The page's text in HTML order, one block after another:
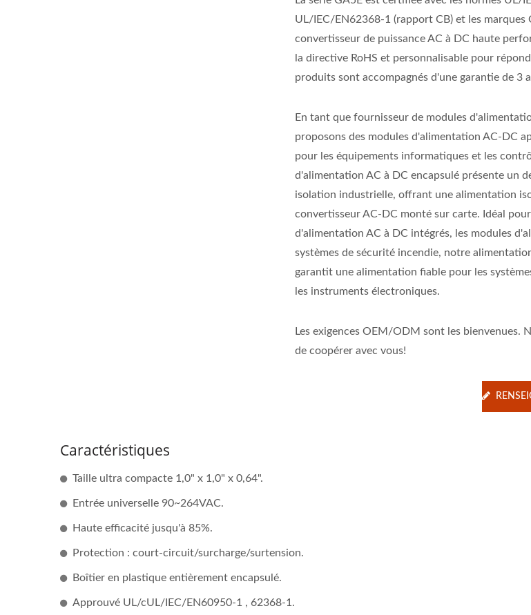
UL/IEC/EN62368-1 (rapport CB) et les marques
convertisseur de puissance AC à DC haute
la directive RoHS et personnalisable pour
produits sont accompagnés d'une garantie de 3
En tant que fournisseur de modules
proposons des modules d'alimentation AC-DC
pour les équipements informatiques et les
d'alimentation AC à DC encapsulé présente un
isolation industrielle, offrant une alimentation
convertisseur AC-DC monté sur carte. Idéal
d'alimentation AC à DC intégrés, les modules
systèmes de sécurité incendie, notre
garantit une alimentation fiable pour les
les instruments électroniques.
Les exigences OEM/ODM sont les bienvenues.
de coopérer avec vous!
Caractéristiques
Taille ultra compacte 1,0" x 1,0" x 0,64".
Entrée universelle 90~264VAC.
Haute efficacité jusqu'à 85%.
Protection : court-circuit/surcharge/surtension.
Boîtier en plastique entièrement encapsulé.
Approuvé UL/cUL/IEC/EN60950-1 , 62368-1.